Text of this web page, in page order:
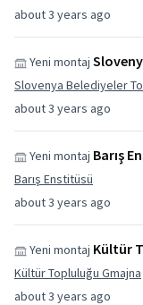
about 3 years ago
about 3 years ago
Yeni montaj
Slovenya Belediyeler
about 3 years ago
Yeni montaj Barış
Barış Enstitüsü
about 3 years ago
Yeni montaj Kültür
Kültür Topluluğu Gmajna